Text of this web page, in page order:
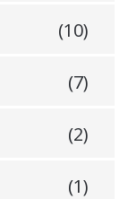
(10)
(7)
(2)
(1)